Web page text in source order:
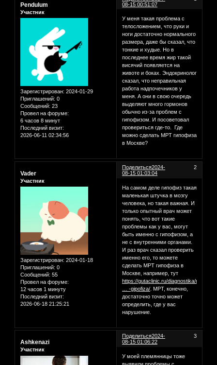
08-15 00:51:07
Pendulum
Участник
Зарегистрирован: 2024-01-29
Приглашений: 0
Сообщений: 23
Провел на форуме:
6 часов 8 минут
Последний визит:
2026-06-11 02:34:56
У меня такая проблема с
телосложением, что руки и
ноги достаточно нормального
размера, даже бы сказал, что
тонкие и худые. Но в
последнее время жир такой
висячий появляется на
животе и боках. Эндокринолог
сказал, что неправильная
работа надпочечников у
меня. А они в свою очередь
выделяют много гормонов
обычно из-за проблем с
гипофизом. И посоветовал
провериться где-то. Где
можно сделать МРТ гипофиза
в Москве?
Поделиться 2
2024-
08-15 01:03:04
Vader
Участник
Зарегистрирован: 2024-01-18
Приглашений: 0
Сообщений: 55
Провел на форуме:
12 часов 1 минуту
Последний визит:
2026-06-18 21:25:21
На самом деле гипофиз такая
маленькая штучка в мозгу
человека, но такая важная. И
только опытный врач может
понять, что вот такие
проблемы как у вас, могут
быть именно с гипофизом, а
не с внутренними органами.
И раз врач сказал проверить
именно его, то можете
сделать МРТ гипофиза в
Москве, например, тут
https://gutaclinic.ru/diagnostika/magni
… -gipofiza/ . МРТ, конечно,
достаточно точно может
определить, где у вас
нарушение.
Поделиться 3
2024-
08-15 01:06:22
Ashkenazi
Участник
У моей племянницы тоже